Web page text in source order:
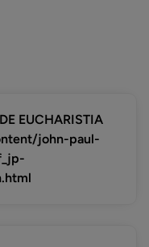
EUCHARISTIA
john-paul-